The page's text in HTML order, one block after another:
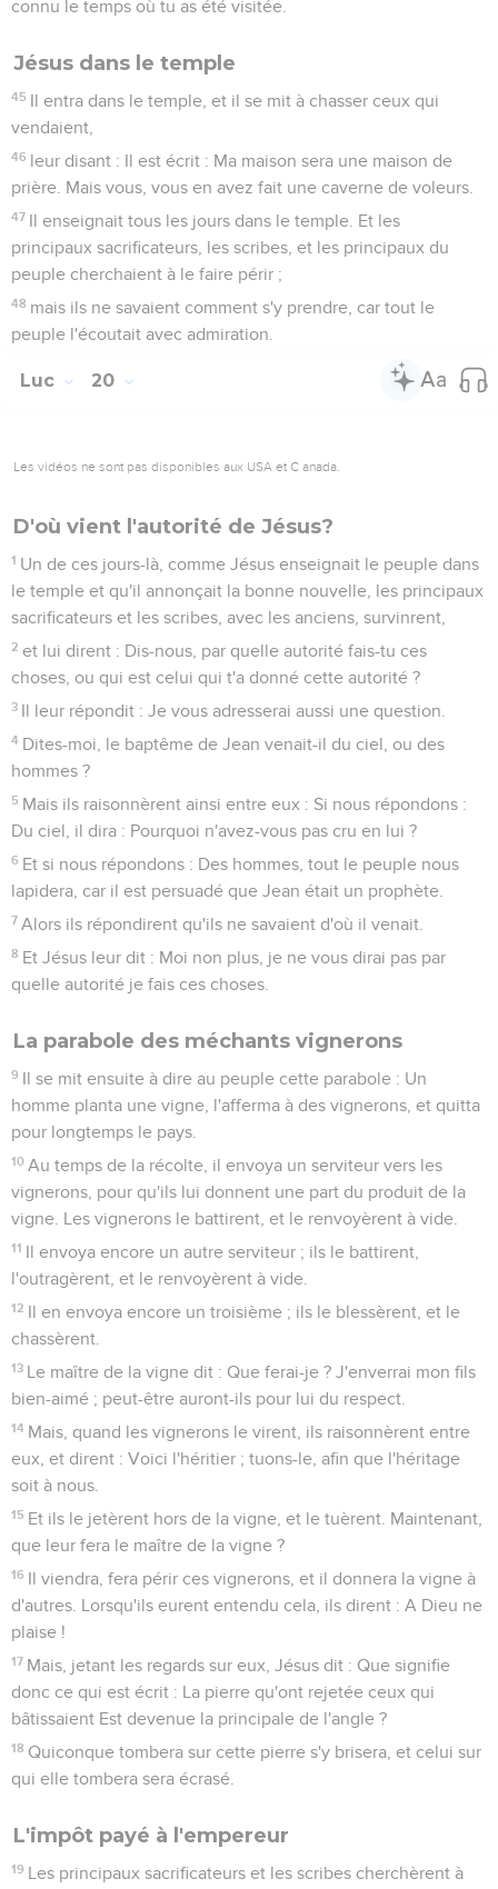
connu le temps où tu as été visitée.
Jésus dans le temple
45 Il entra dans le temple, et il se mit à chasser ceux qui
vendaient,
46 leur disant : Il est écrit : Ma maison sera une maison de
prière. Mais vous, vous en avez fait une caverne de voleurs.
47 Il enseignait tous les jours dans le temple. Et les
principaux sacrificateurs, les scribes, et les principaux du
peuple cherchaient à le faire périr ;
48 mais ils ne savaient comment s'y prendre, car tout le
peuple l'écoutait avec admiration.
Luc 20
Les vidéos ne sont pas disponibles aux USA et C anada.
D'où vient l'autorité de Jésus?
1 Un de ces jours-là, comme Jésus enseignait le peuple dans
le temple et qu'il annonçait la bonne nouvelle, les principaux
sacrificateurs et les scribes, avec les anciens, survinrent,
2 et lui dirent : Dis-nous, par quelle autorité fais-tu ces
choses, ou qui est celui qui t'a donné cette autorité ?
3 Il leur répondit : Je vous adresserai aussi une question.
4 Dites-moi, le baptême de Jean venait-il du ciel, ou des
hommes ?
5 Mais ils raisonnèrent ainsi entre eux : Si nous répondons :
Du ciel, il dira : Pourquoi n'avez-vous pas cru en lui ?
6 Et si nous répondons : Des hommes, tout le peuple nous
lapidera, car il est persuadé que Jean était un prophète.
7 Alors ils répondirent qu'ils ne savaient d'où il venait.
8 Et Jésus leur dit : Moi non plus, je ne vous dirai pas par
quelle autorité je fais ces choses.
La parabole des méchants vignerons
9 Il se mit ensuite à dire au peuple cette parabole : Un
homme planta une vigne, l'afferma à des vignerons, et quitta
pour longtemps le pays.
10 Au temps de la récolte, il envoya un serviteur vers les
vignerons, pour qu'ils lui donnent une part du produit de la
vigne. Les vignerons le battirent, et le renvoyèrent à vide.
11 Il envoya encore un autre serviteur ; ils le battirent,
l'outragèrent, et le renvoyèrent à vide.
12 Il en envoya encore un troisième ; ils le blessèrent, et le
chassèrent.
13 Le maître de la vigne dit : Que ferai-je ? J'enverrai mon fils
bien-aimé ; peut-être auront-ils pour lui du respect.
14 Mais, quand les vignerons le virent, ils raisonnèrent entre
eux, et dirent : Voici l'héritier ; tuons-le, afin que l'héritage
soit à nous.
15 Et ils le jetèrent hors de la vigne, et le tuèrent. Maintenant,
que leur fera le maître de la vigne ?
16 Il viendra, fera périr ces vignerons, et il donnera la vigne à
d'autres. Lorsqu'ils eurent entendu cela, ils dirent : A Dieu ne
plaise !
17 Mais, jetant les regards sur eux, Jésus dit : Que signifie
donc ce qui est écrit : La pierre qu'ont rejetée ceux qui
bâtissaient Est devenue la principale de l'angle ?
18 Quiconque tombera sur cette pierre s'y brisera, et celui sur
qui elle tombera sera écrasé.
L'impôt payé à l'empereur
19 Les principaux sacrificateurs et les scribes cherchèrent à